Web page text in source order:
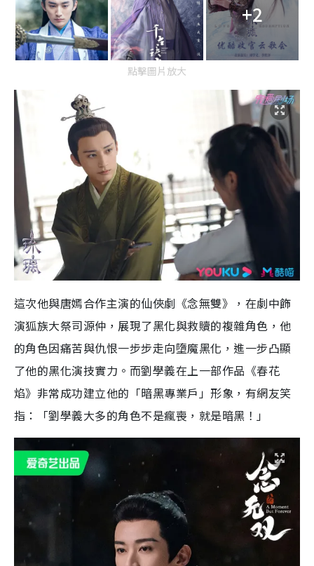
+2
點擊圖片放大
這次他與唐嫣合作主演的仙俠劇《念無雙》，在劇中飾
演狐族大祭司源仲，展現了黑化與救贖的複雜角色，他
的角色因痛苦與仇恨一步步走向墮魔黑化，進一步凸顯
了他的黑化演技實力。而劉學義在上一部作品《春花
焰》非常成功建立他的「暗黑專業戶」形象，有網友笑
指：「劉學義大多的角色不是瘋喪，就是暗黑！」